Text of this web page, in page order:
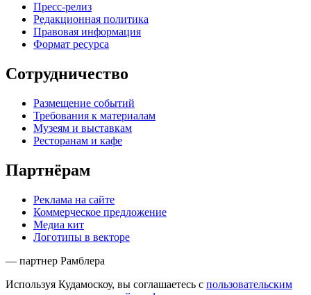
Пресс-релиз
Редакционная политика
Правовая информация
Формат ресурса
Сотрудничество
Размещение событий
Требования к материалам
Музеям и выставкам
Ресторанам и кафе
Партнёрам
Реклама на сайте
Коммерческое предложение
Медиа кит
Логотипы в векторе
— партнер Рамблера
Используя Кудамоскоу, вы соглашаетесь с пользовательским